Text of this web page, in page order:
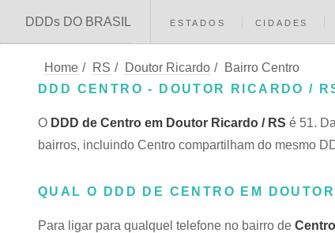
DDDs DO BRASIL ESTADOS CIDADES
Home / RS / Doutor Ricardo /
Bairro Centro
DDD CENTRO - DOUTOR RICARDO /
O DDD de Centro em Doutor Ricardo / RS é 51.
bairros, incluindo Centro compartilham do mesmo
QUAL O DDD DE CENTRO EM
Para ligar para qualquel telefone no bairro de Centro